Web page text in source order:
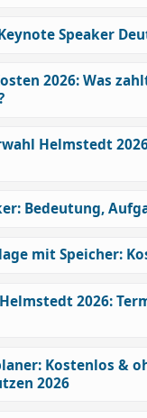
Speaker
2026: Was
Helmstedt
Bedeutung,
mit Speicher:
2026:
Kostenlos &
2026